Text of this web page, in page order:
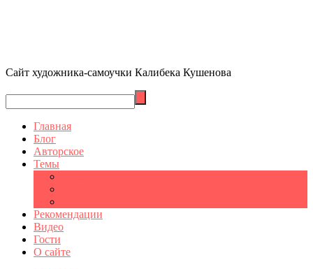
Сайт художника-самоучки Калибека Кушенова
Главная
Блог
Авторское
Темы
Рекомендации
Видео
Гости
О сайте